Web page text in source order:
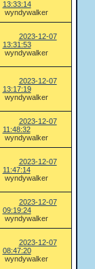
13:33:14
wyndywalker
2023-12-07
13:31:53
wyndywalker
2023-12-07
13:17:19
wyndywalker
2023-12-07
11:48:32
wyndywalker
2023-12-07
11:47:14
wyndywalker
2023-12-07
09:19:24
wyndywalker
2023-12-07
08:47:20
wyndywalker